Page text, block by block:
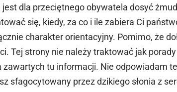
dla przeciętnego obywatela dosyć
się, kiedy, za co i ile zabiera Ci
charakter orientacyjny. Pomimo, że
Tej strony nie należy traktować jak
tu informacji. Nie odpowiadam
sfagocytowany przez dzikiego słonia z